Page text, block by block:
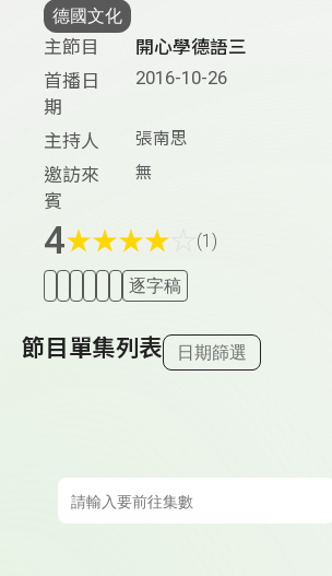
德國文化
主節目
開心學德語三
首播日
期
2016-10-26
主持人 張南思
邀訪來
賓
無
4★★★★ (1)
逐字稿
節目單集列表 日期篩選